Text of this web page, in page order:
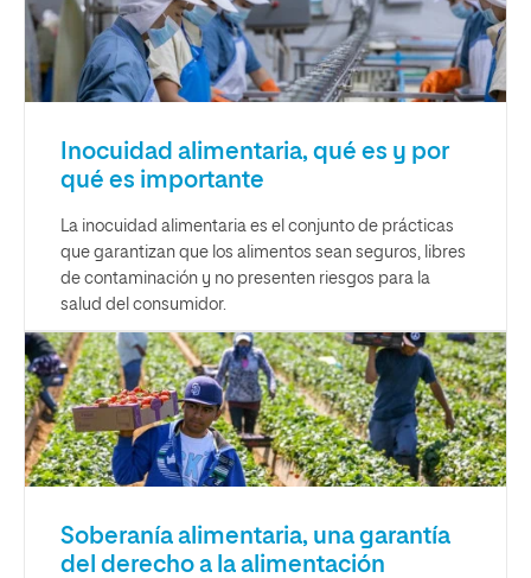
Inocuidad alimentaria, qué es y por
qué es importante
La inocuidad alimentaria es el conjunto de prácticas
que garantizan que los alimentos sean seguros, libres
de contaminación y no presenten riesgos para la
salud del consumidor.
Soberanía alimentaria, una garantía
del derecho a la alimentación